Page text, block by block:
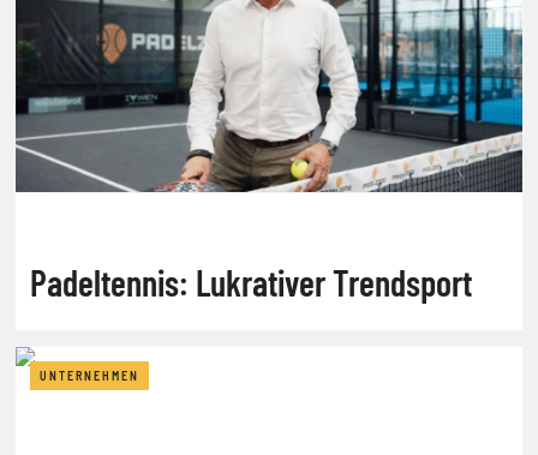
Padeltennis: Lukrativer Trendsport
UNTERNEHMEN